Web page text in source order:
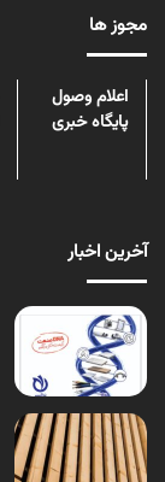
مجوز ها
اعلام وصول
پایگاه خبری
آخرین اخبار